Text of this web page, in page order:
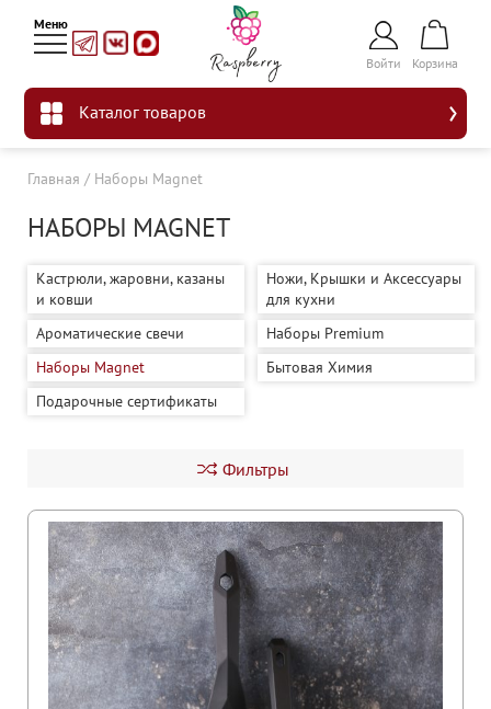
Войти Корзина
Каталог товаров
Главная / Наборы Magnet
НАБОРЫ MAGNET
Кастрюли, жаровни, казаны
и ковши
Ножи, Крышки и Аксессуары
для кухни
Ароматические свечи
Наборы Premium
Наборы Magnet
Бытовая Химия
Подарочные сертификаты
Фильтры